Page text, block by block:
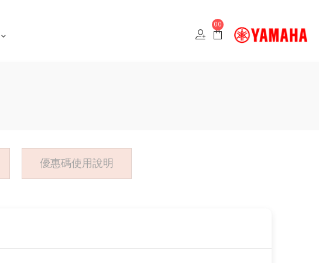
00
優惠碼使用說明